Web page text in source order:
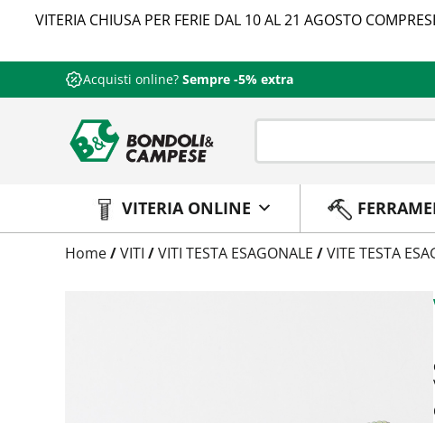
VITERIA CHIUSA PER FERIE DAL 10 AL 21 AGOSTO
Acquisti online? Sempre -5% extra
VITERIA ONLINE
TrattamentoHome/VITI /VITI TESTA ESAGONALE /VITE TESTA